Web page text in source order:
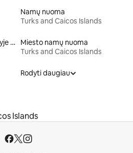
Namų nuoma
Turks and Caicos Islands
Kondominiumų paplūdimyje nuoma
Miesto namų nuoma
Turks and Caicos Islands
Rodyti daugiau
Islands